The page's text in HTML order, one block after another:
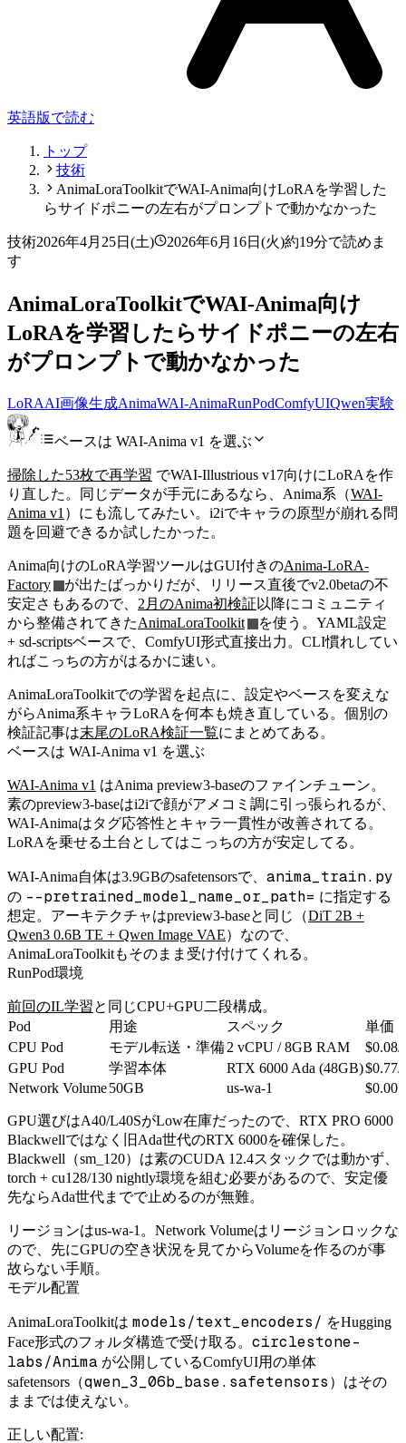
英語版で読む
トップ
技術
AnimaLoraToolkitでWAI-Anima向けLoRAを学習した
らサイドポニーの左右がプロンプトで動かなかった
技術2026年4月25日(土) 2026年6月16日(火)約19分で読めま
す
AnimaLoraToolkitでWAI-Anima向け
LoRAを学習したらサイドポニーの左右
がプロンプトで動かなかった
LoRAAI画像生成AnimaWAI-AnimaRunPodComfyUIQwen実験
ベースは WAI-Anima v1 を選ぶ
掃除した53枚で再学習 でWAI-Illustrious v17向けにLoRAを作
り直した。同じデータが手元にあるなら、Anima系（WAI-
Anima v1 ）にも流してみたい。i2iでキャラの原型が崩れる問
題を回避できるか試したかった。
Anima向けのLoRA学習ツールはGUI付きのAnima-LoRA-
Factory
が出たばっかりだが、リリース直後でv2.0betaの不
安定さもあるので、 2月のAnima初検証 以降にコミュニティ
から整備されてきたAnimaLoraToolkit
を使う。YAML設定
+ sd-scriptsベースで、ComfyUI形式直接出力。CLI慣れしてい
ればこっちの方がはるかに速い。
AnimaLoraToolkitでの学習を起点に、設定やベースを変えな
がらAnima系キャラLoRAを何本も焼き直している。個別の
検証記事は末尾のLoRA検証一覧にまとめてある。
ベースは WAI-Anima v1 を選ぶ
WAI-Anima v1 はAnima preview3-baseのファインチューン。
素のpreview3-baseはi2iで顔がアメコミ調に引っ張られるが、
WAI-Animaはタグ応答性とキャラ一貫性が改善されてる。
LoRAを乗せる土台としてはこっちの方が安定してる。
WAI-Anima自体は3.9GBのsafetensorsで、 anima_train.py
の --pretrained_model_name_or_path= に指定する
想定。アーキテクチャはpreview3-baseと同じ（DiT 2B +
Qwen3 0.6B TE + Qwen Image VAE）なので、
AnimaLoraToolkitもそのまま受け付けてくれる。
RunPod環境
前回のIL学習と同じCPU+GPU二段構成。
Pod
用途 スペック
単価
CPU Pod
モデル転送・準備2 vCPU / 8GB RAM
$0.08/
GPU Pod
学習本体 RTX 6000 Ada (48GB)$0.77/
Network Volume50GB us-wa-1
GPU選びはA40/L40SがLow在庫だったので、RTX PRO 6000
Blackwellではなく旧Ada世代のRTX 6000を確保した。
Blackwell（sm_120）は素のCUDA 12.4スタックでは動かず、
torch + cu128/130 nightly環境を組む必要があるので、安定優
先ならAda世代までで止めるのが無難。
リージョンはus-wa-1。Network Volumeはリージョンロックな
ので、先にGPUの空き状況を見てからVolumeを作るのが事
故らない手順。
モデル配置
AnimaLoraToolkitは models/text_encoders/ をHugging
Face形式のフォルダ構造で受け取る。 circlestone-
labs/Anima が公開しているComfyUI用の単体
safetensors（qwen_3_06b_base.safetensors ）はその
ままでは使えない。
正しい配置: